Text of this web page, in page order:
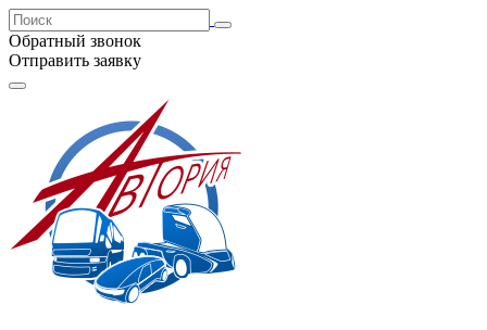
Обратный звонок
Отправить заявку